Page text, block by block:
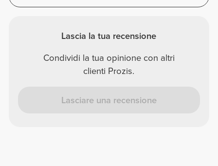
Lascia la tua recensione
Condividi la tua opinione con altri
clienti Prozis.
Lasciare una recensione